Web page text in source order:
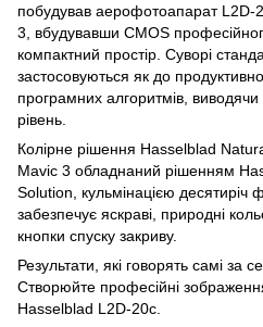
побудував аерофотоапарат L2D-
3, вбудувавши CMOS
компактний простір. Суворі
застосовуються як до
програмних алгоритмів,
рівень.
Колірне рішення Hasselblad
Mavic 3 обладнаний рішенням
Solution, кульмінацією десятиріч
забезпечує яскраві, природні
кнопки спуску закриву.
Результати, які говорять самі за
Створюйте професійні
Hasselblad L2D-20c.